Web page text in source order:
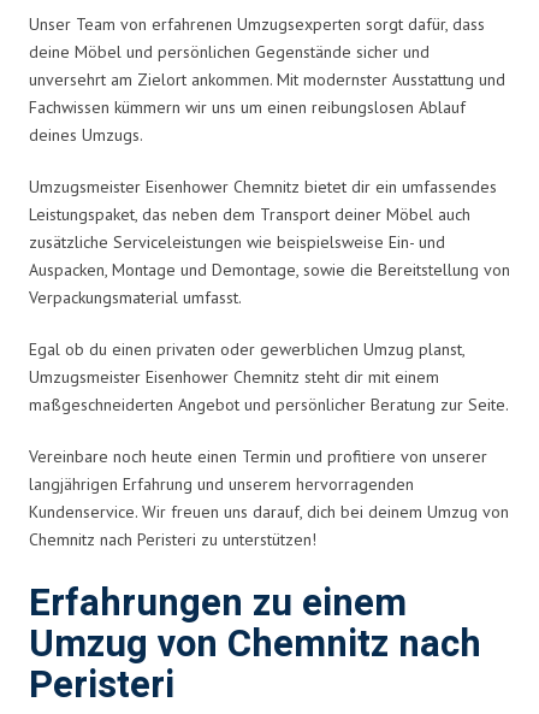
Unser Team von erfahrenen Umzugsexperten sorgt dafür, dass
deine Möbel und persönlichen Gegenstände sicher und
unversehrt am Zielort ankommen. Mit modernster Ausstattung und
Fachwissen kümmern wir uns um einen reibungslosen Ablauf
deines Umzugs.
Umzugsmeister Eisenhower Chemnitz bietet dir ein umfassendes
Leistungspaket, das neben dem Transport deiner Möbel auch
zusätzliche Serviceleistungen wie beispielsweise Ein- und
Auspacken, Montage und Demontage, sowie die Bereitstellung von
Verpackungsmaterial umfasst.
Egal ob du einen privaten oder gewerblichen Umzug planst,
Umzugsmeister Eisenhower Chemnitz steht dir mit einem
maßgeschneiderten Angebot und persönlicher Beratung zur Seite.
Vereinbare noch heute einen Termin und profitiere von unserer
langjährigen Erfahrung und unserem hervorragenden
Kundenservice. Wir freuen uns darauf, dich bei deinem Umzug von
Chemnitz nach Peristeri zu unterstützen!
Erfahrungen zu einem
Umzug von Chemnitz nach
Peristeri